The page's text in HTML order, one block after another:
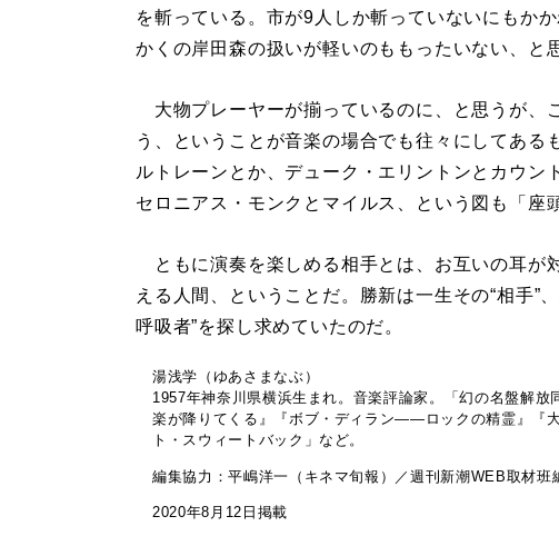
を斬っている。市が9人しか斬っていないにもか
かくの岸田森の扱いが軽いのももったいない、と
大物プレーヤーが揃っているのに、と思うが、
う、ということが音楽の場合でも往々にしてある
ルトレーンとか、デューク・エリントンとカウ
セロニアス・モンクとマイルス、という図も「座
ともに演奏を楽しめる相手とは、お互いの耳が
える人間、ということだ。勝新は一生その“相手”
呼吸者”を探し求めていたのだ。
湯浅学（ゆあさまなぶ）
1957年神奈川県横浜生まれ。音楽評論家。「幻の名盤解
楽が降りてくる』『ボブ・ディラン――ロックの精霊』『
ト・スウィートバック」など。
編集協力：平嶋洋一（キネマ旬報）／週刊新潮WEB取材班
2020年8月12日掲載